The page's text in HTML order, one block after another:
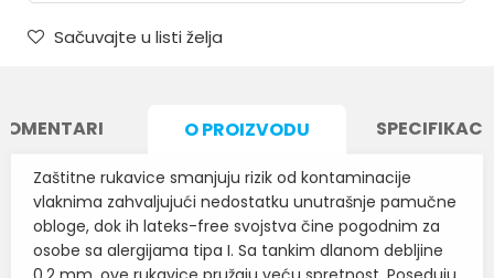
Sačuvajte u listi želja
O PROIZVODU
Zaštitne rukavice smanjuju rizik od kontaminacije
vlaknima zahvaljujući nedostatku unutrašnje pamučne
obloge, dok ih lateks-free svojstva čine pogodnim za
osobe sa alergijama tipa I. Sa tankim dlanom debljine